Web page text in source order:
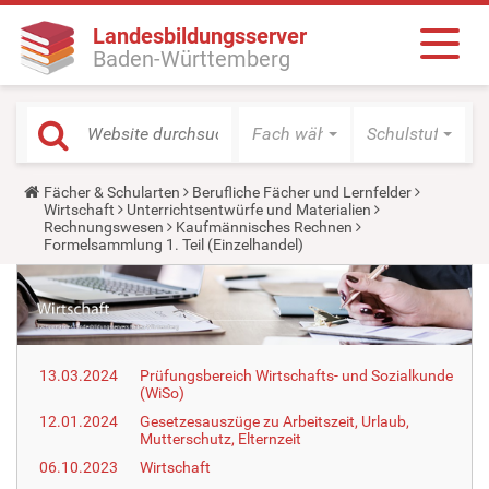
Landesbildungsserver
Baden-Württemberg
Fach wählen Schulstufe
Y
o
u
a
r
e
h
e
r
e
Fächer & Schularten
Berufliche Fächer und Lernfelder
Wirtschaft
Unterrichtsentwürfe und Materialien
Rechnungswesen
Kaufmännisches Rechnen
Formelsammlung 1. Teil (Einzelhandel)
13.03.2024
Prüfungsbereich Wirtschafts- und Sozialkunde
(WiSo)
12.01.2024
Gesetzesauszüge zu Arbeitszeit, Urlaub,
Mutterschutz, Elternzeit
06.10.2023
Wirtschaft